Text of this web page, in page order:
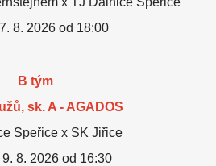
7. 8. 2026 od 18:00
B tým
sk. A - AGADOS
Speřice x SK Jiřice
8. 2026 od 16:30